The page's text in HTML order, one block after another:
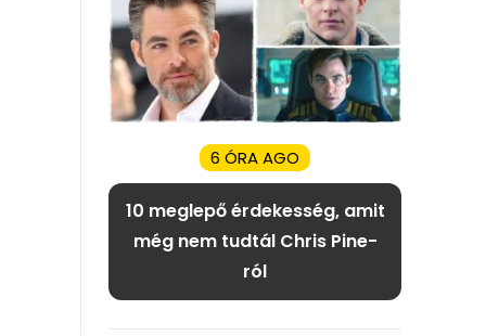
6 ÓRA AGO
10 meglepő érdekesség, amit
még nem tudtál Chris Pine-
ról